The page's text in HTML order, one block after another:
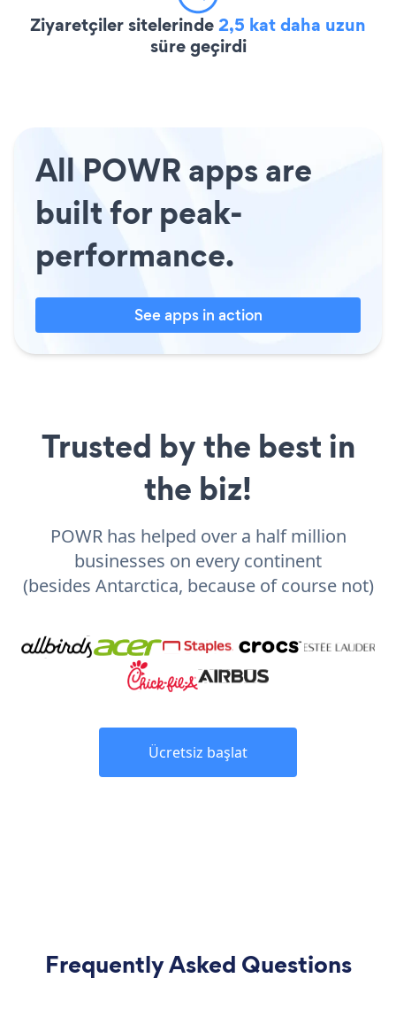
Ziyaretçiler sitelerinde2,5 kat daha uzun
süre geçirdi
All POWR apps are
built for peak-
performance.
See apps in action
Trusted by the best in
the biz!
POWR has helped over a half million
businesses on every continent
(besides Antarctica, because of course not)
Ücretsiz başlat
Frequently Asked Questions